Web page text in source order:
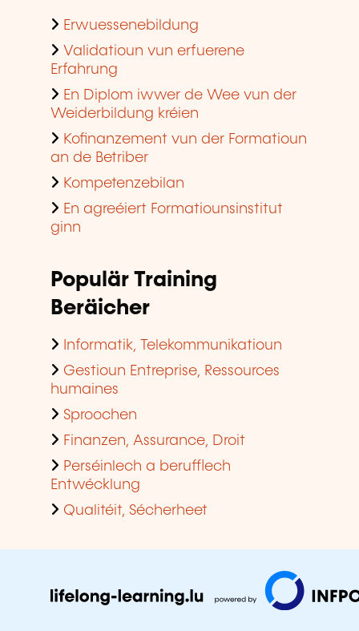
Erwuessenebildung
Validatioun vun erfuerene
Erfahrung
En Diplom iwwer de Wee vun der
Weiderbildung kréien
Kofinanzement vun der Formatioun
an de Betriber
Kompetenzebilan
En agreéiert Formatiounsinstitut
ginn
Populär Training
Beräicher
Informatik, Telekommunikatioun
Gestioun Entreprise, Ressources
humaines
Sproochen
Finanzen, Assurance, Droit
Perséinlech a berufflech
Entwécklung
Qualitéit, Sécherheet